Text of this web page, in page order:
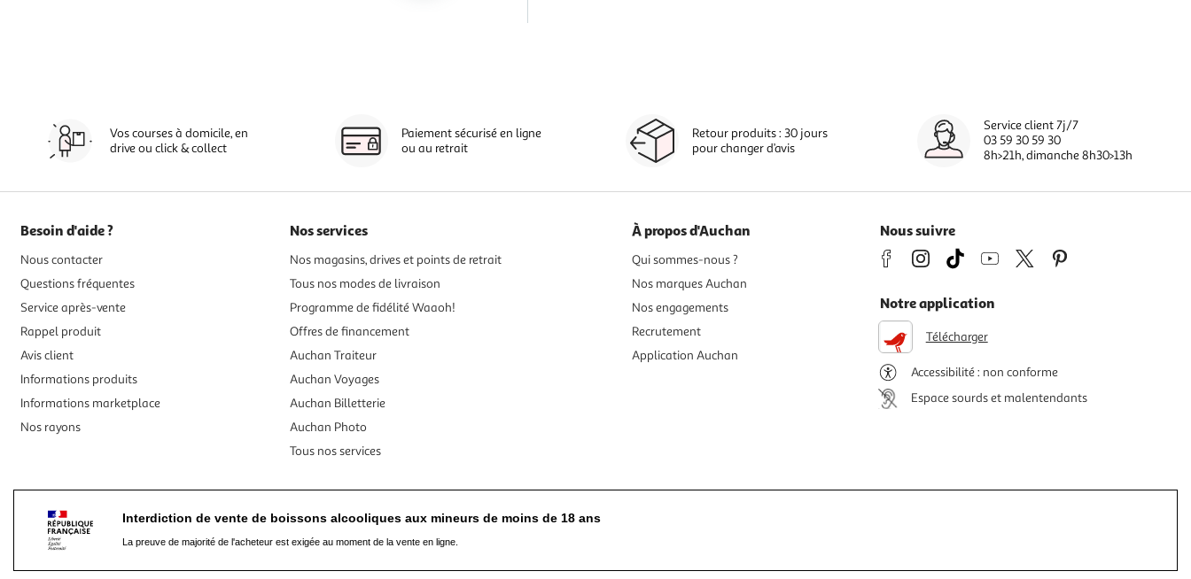
Vos courses à domicile, en
drive ou click & collect
Paiement sécurisé en ligne
ou au retrait
Retour produits : 30 jours
pour changer d’avis
Service client 7j/7
03 59 30 59 30
8h>21h, dimanche 8h30>13h
Besoin d'aide ?
Nous contacter
Questions fréquentes
Service après-vente
Rappel produit
Avis client
Informations produits
Informations marketplace
Nos rayons
Nos services
Nos magasins, drives et points de retrait
Tous nos modes de livraison
Programme de fidélité Waaoh!
Offres de financement
Auchan Traiteur
Auchan Voyages
Auchan Billetterie
Auchan Photo
Tous nos services
À propos d'Auchan
Qui sommes-nous ?
Nos marques Auchan
Nos engagements
Recrutement
Application Auchan
Nous suivre
Notre application
Télécharger
Accessibilité : non conforme
Espace sourds et malentendants
Interdiction de vente de boissons alcooliques aux mineurs de moins de 18 ans
La preuve de majorité de l'acheteur est exigée au moment de la vente en ligne.